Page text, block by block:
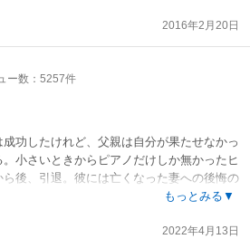
2016年2月20日
ー数：5257件
功したけれど、父親は自分が果たせなかっ
小さいときからピアノだけしか無かったヒ
後、引退。彼には亡くなった妻への後悔の
無かった。気付いて前向きに歩き出して
もっとみる▼
2022年4月13日